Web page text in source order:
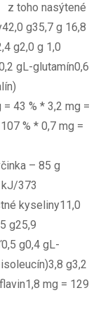
z toho nasýtené
g35,7 g 16,8
g2,0 g 1,0
gL-glutamín0,6
43 % * 3,2 mg =
% * 0,7 mg =
– 85 g
kJ/373
kyseliny11,0
g25,9
g0,4 gL-
g3,2
mg = 129